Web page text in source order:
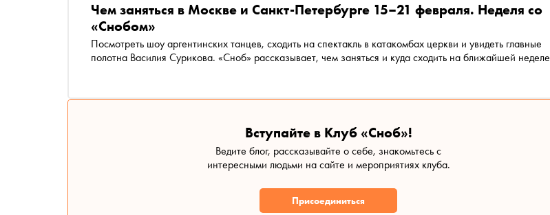
Чем заняться в Москве и Санкт-Петербурге 15–21 февраля. Неделя со
«Снобом»
Посмотреть шоу аргентинских танцев, сходить на спектакль в катакомбах церкви и увидеть главные
полотна Василия Сурикова. «Сноб» рассказывает, чем заняться и куда сходить на ближайшей неделе
Вступайте в Клуб «Сноб»!
Ведите блог, рассказывайте о себе, знакомьтесь с
интересными людьми на сайте и мероприятиях клуба.
Присоединиться